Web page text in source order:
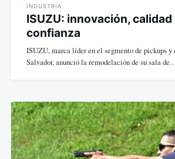
INDUSTRIA
ISUZU: innovación, calidad
confianza
ISUZU, marca líder en el segmento de pickups y
Salvador, anunció la remodelación de su sala